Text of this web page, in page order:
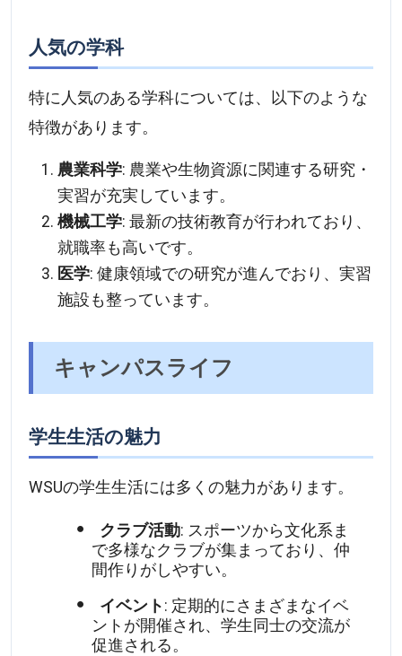
人気の学科
特に人気のある学科については、以下のような
特徴があります。
農業科学: 農業や生物資源に関連する研究・
実習が充実しています。
機械工学: 最新の技術教育が行われており、
就職率も高いです。
医学: 健康領域での研究が進んでおり、実習
施設も整っています。
キャンパスライフ
学生生活の魅力
WSUの学生生活には多くの魅力があります。
クラブ活動: スポーツから文化系ま
で多様なクラブが集まっており、仲
間作りがしやすい。
イベント : 定期的にさまざまなイベ
ントが開催され、学生同士の交流が
促進される。